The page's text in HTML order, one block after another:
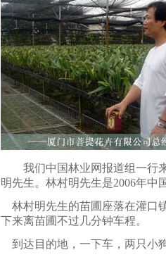
我们中国林业网报道组一行
明先生。林村明先生是2006年中
林村明先生的苗圃座落在灌口
下来离苗圃不过几分钟车程。
到达目的地，一下车，两只小